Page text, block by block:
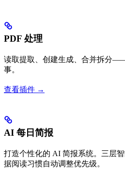
PDF 处理
读取提取、创建生成、合并拆分
事。
查看插件 →
AI 每日简报
打造个性化的 AI 简报系统。三层
据阅读习惯自动调整优先级。